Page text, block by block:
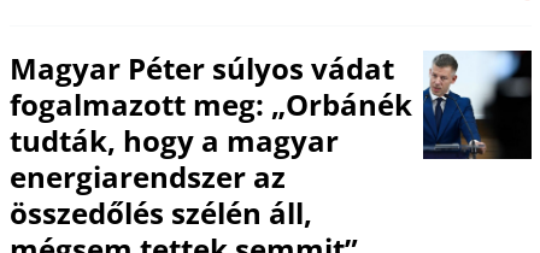
Magyar Péter súlyos vádat
fogalmazott meg: „Orbánék
tudták, hogy a magyar
energiarendszer az
összedőlés szélén áll,